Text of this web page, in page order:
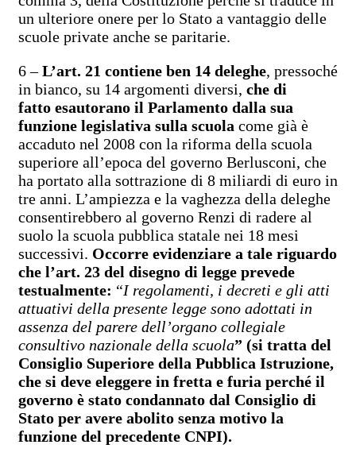
un ulteriore onere per lo Stato a vantaggio delle
scuole private anche se paritarie.
6 –L’art. 21 contiene ben 14 deleghe, pressoché
in bianco, su 14 argomenti diversi, che di
fatto esautorano il Parlamento dalla sua
funzione legislativa sulla scuola come già è
accaduto nel 2008 con la riforma della scuola
superiore all’epoca del governo Berlusconi, che
ha portato alla sottrazione di 8 miliardi di euro in
tre anni. L’ampiezza e la vaghezza della deleghe
consentirebbero al governo Renzi di radere al
suolo la scuola pubblica statale nei 18 mesi
successivi. Occorre evidenziare a tale riguardo
che l’art. 23 del disegno di legge prevede
testualmente: “I regolamenti, i decreti e gli atti
attuativi della presente legge sono adottati in
assenza del parere dell’organo collegiale
consultivo nazionale della scuola” (si tratta del
Consiglio Superiore della Pubblica Istruzione,
che si deve eleggere in fretta e furia perché il
governo è stato condannato dal Consiglio di
Stato per avere abolito senza motivo la
funzione del precedente CNPI).